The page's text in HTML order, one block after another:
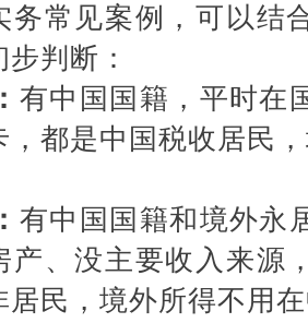
务常见案例，可以结
判断：
有中国国籍，平时在
，都是中国税收居民
有中国国籍和境外永
产、没主要收入来源
居民，境外所得不用